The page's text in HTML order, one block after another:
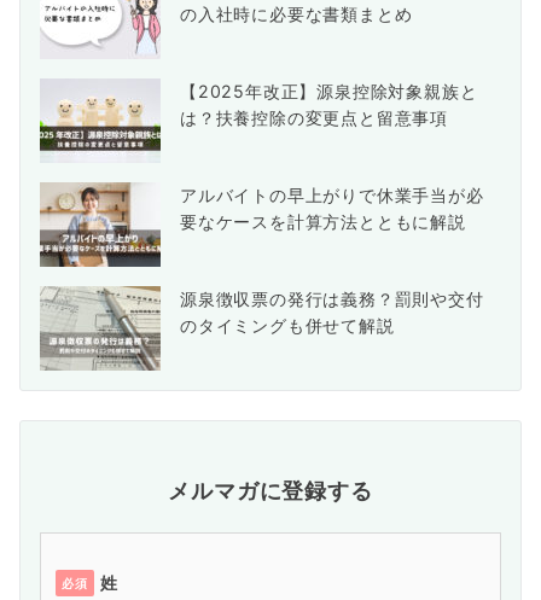
の入社時に必要な書類まとめ
【2025年改正】源泉控除対象親族と
は？扶養控除の変更点と留意事項
アルバイトの早上がりで休業手当が必
要なケースを計算方法とともに解説
源泉徴収票の発行は義務？罰則や交付
のタイミングも併せて解説
メルマガに登録する
必須 姓